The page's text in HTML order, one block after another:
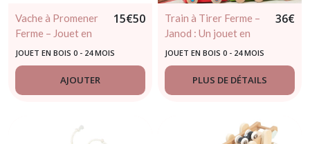
Vache à Promener
Ferme – Jouet en
Bois Janod dès 12
mois
15€50
JOUET EN BOIS 0 - 24 MOIS
AJOUTER
Train à Tirer Ferme –
Janod : Un jouet en
bois ludique et
éducatif dès 12 mois
36€
JOUET EN BOIS 0 - 24 MOIS
PLUS DE DÉTAILS